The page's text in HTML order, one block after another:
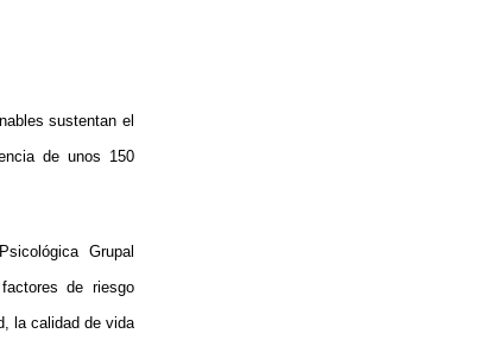
sustentan el
de unos 150
Grupal
de riesgo
la calidad de vida